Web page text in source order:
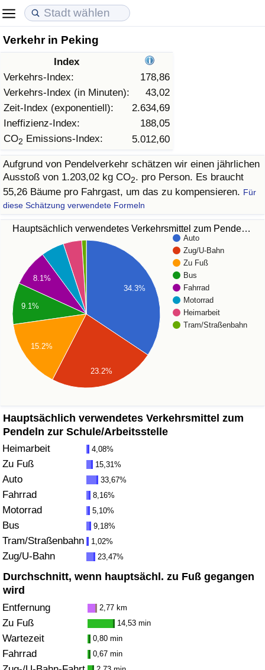
Verkehr in Peking
Index
Verkehrs-Index:
178,86
Verkehrs-Index (in Minuten):
43,02
Zeit-Index (exponentiell):
2.634,69
Ineffizienz-Index:
188,05
CO2 Emissions-Index: 5.012,60
Aufgrund von Pendelverkehr schätzen wir einen jährlichen
Ausstoß von 1.203,02 kg CO2. pro Person. Es braucht
55,26 Bäume pro Fahrgast, um das zu kompensieren. Für
diese Schätzung verwendete Formeln
Hauptsächlich verwendetes Verkehrsmittel zum Pende…
Auto
Zug/U-Bahn
Zu Fuß
Bus
Fahrrad
Motorrad
Heimarbeit
Tram/Straßenbahn
34.3%
8.1%
9.1%
15.2%
23.2%
Hauptsächlich verwendetes Verkehrsmittel zum
Pendeln zur Schule/Arbeitsstelle
Heimarbeit 4,08%
Zu Fuß 15,31%
Auto 33,67%
Fahrrad 8,16%
Motorrad 5,10%
Bus 9,18%
Tram/Straßenbahn 1,02%
Zug/U-Bahn 23,47%
Durchschnitt, wenn hauptsächl. zu Fuß gegangen
wird
Entfernung 2,77 km
Zu Fuß 14,53 min
Wartezeit 0,80 min
Fahrrad 0,67 min
Lebenshaltungskosten
Lebenshaltungskosten-Index (aktuell)
Lebenshaltungskosten-Index
Lebenshaltungskosten-Index nach Land
in Akaba
Immobilienpreise
Immobilienpreis-Index (aktuell)
Immobilienpreis-Index
Immobilienpreis-Index nach Land
Lebensqualität
Lebensqualität-Index
Lebensqualität-Index (aktuell)
Lebensqualitätsindex nach Land
Kriminalität
Kriminalitäts-Index (aktuell)
Kriminalitäts-Index
Kriminalitätsindex nach Land
Gesundheitsversorgung
Gesundheitsversorgungs-Index (aktuell)
Gesundheitsversorgungs-Index
Gesundheitsversorgungs-Index nach Land
Umweltverschmutzung
Umweltverschmutzungs-Index (aktuell)
Verschmutzungsindex
Umweltverschmutzungs-Index nach Land
Verkehr
Verkehrs-Index
Verkehrs-Index (aktuell)
Verkehrs-Index nach Land